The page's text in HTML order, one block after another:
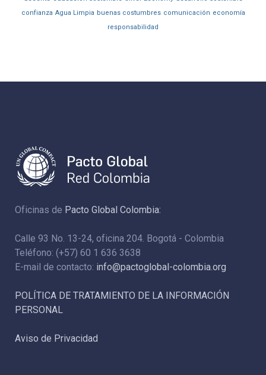
confianza Agua Limpia buenas costumbres comunicación economía
responsabilidad
Oficinas de Pacto Global Colombia:
Calle 93 No. 13-24, oficina 204. Bogotá - Colombia
Teléfono: (+57) 60 1 636 3638
E-mail de contacto: info@pactoglobal-colombia.org
POLÍTICA DE TRATAMIENTO DE LA INFORMACIÓN
PERSONAL
Aviso de Privacidad